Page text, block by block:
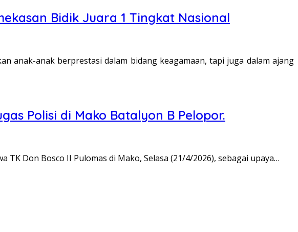
Bidik Juara 1 Tingkat Nasional
anak-anak berprestasi dalam bidang keagamaan, tapi juga dalam ajang
Polisi di Mako Batalyon B Pelopor.
Don Bosco II Pulomas di Mako, Selasa (21/4/2026), sebagai upaya…